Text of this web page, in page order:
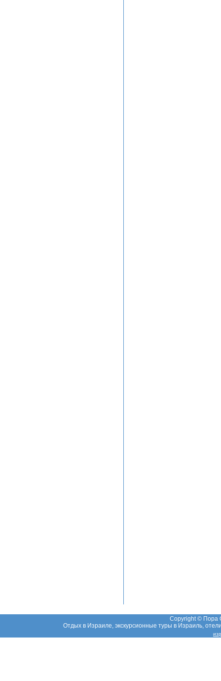
Copyright © Пора
Отдых в Израиле, экскурсионные туры в Израиль,